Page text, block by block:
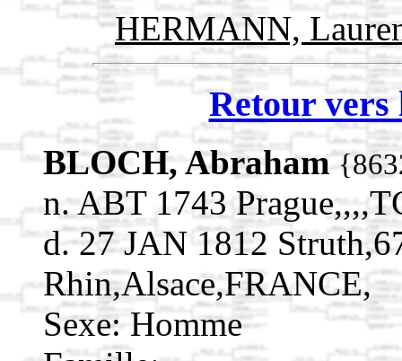
HERMANN,
Retour vers
BLOCH, Abraham
n. ABT 1743
d. 27 JAN 1812
Rhin,Alsace,FRANCE,
Sexe: Homme